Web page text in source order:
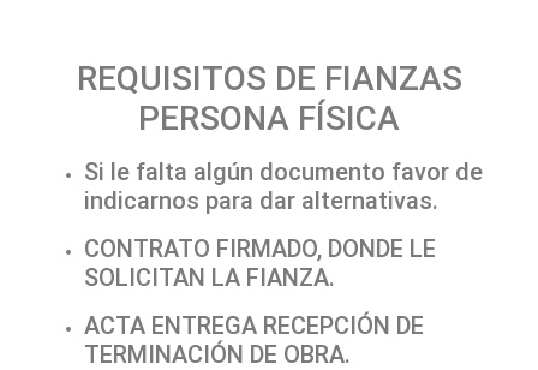
REQUISITOS DE FIANZAS
PERSONA FÍSICA
Si le falta algún documento favor de
indicarnos para dar alternativas.
CONTRATO FIRMADO, DONDE LE
SOLICITAN LA FIANZA.
ACTA ENTREGA RECEPCIÓN DE
TERMINACIÓN DE OBRA.